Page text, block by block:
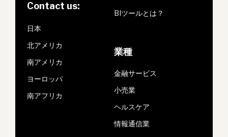
Contact us:
日本
北アメリカ
南アメリカ
ヨーロッパ
南アフリカ
BIツールとは？
業種
金融サービス
小売業
ヘルスケア
情報通信業